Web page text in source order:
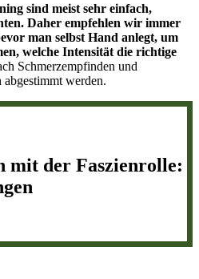
sind meist sehr einfach,
Daher empfehlen wir immer
man selbst Hand anlegt, um
welche Intensität die richtige
Schmerzempfinden und
werden.
mit der Faszienrolle: